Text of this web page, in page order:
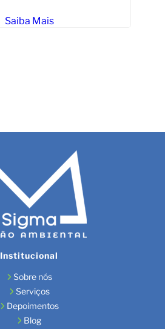
Saiba Mais
Institucional
Sobre nós
Serviços
Depoimentos
Blog